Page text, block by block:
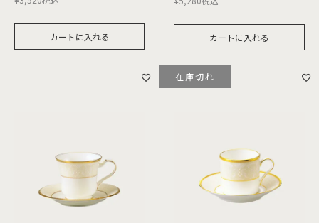
カートに入れる カートに入れる
在庫切れ